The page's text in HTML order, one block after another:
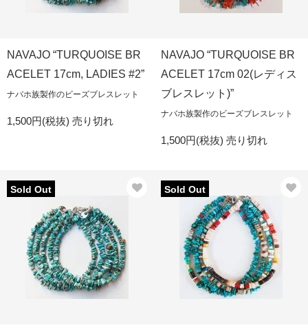
NAVAJO “TURQUOISE BR
ACELET 17cm, LADIES #2”
ナバホ族製作のビーズブレスレット
1,500円(税抜) 売り切れ
NAVAJO “TURQUOISE BR
ACELET 17cm 02(レディス
ブレスレット)”
ナバホ族製作のビーズブレスレット
1,500円(税抜) 売り切れ
Sold Out Sold Out